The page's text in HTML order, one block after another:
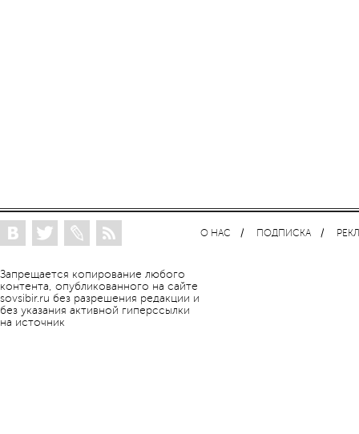
Запрещается копирование любого
контента, опубликованного на сайте
sovsibir.ru без разрешения редакции и
без указания активной гиперссылки
на источник
О НАС ПОДПИСКА